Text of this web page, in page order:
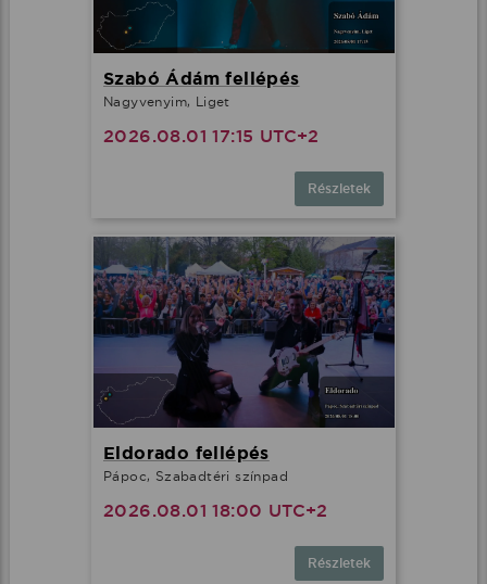
Szabó Ádám fellépés
Nagyvenyim, Liget
2026.08.01 17:15 UTC+2
Részletek
Eldorado fellépés
Pápoc, Szabadtéri színpad
2026.08.01 18:00 UTC+2
Részletek